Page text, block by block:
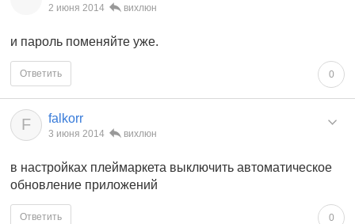
2 июня 2014 вихлюн
и пароль поменяйте уже.
0
Ответить
F falkorr
3 июня 2014 вихлюн
в настройках плеймаркета выключить автоматическое
обновление приложений
0
Ответить